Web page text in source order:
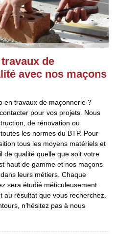
de
avec nos maçons
en travaux de maçonnerie ?
pour vos projets. Nous
de rénovation ou
les normes du BTP. Pour
tous les moyens matériels et
de qualité quelle que soit votre
haut de gamme et nos maçons
leurs métiers. Chaque
sera étudié méticuleusement
au résultat que vous recherchez.
n’hésitez pas à nous